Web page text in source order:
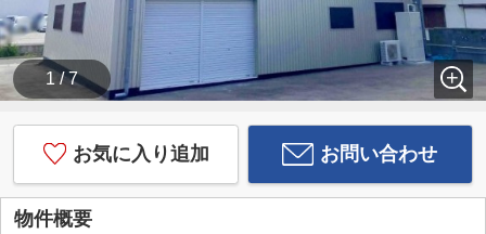
1 / 7
お気に入り追加 お問い合わせ
物件概要